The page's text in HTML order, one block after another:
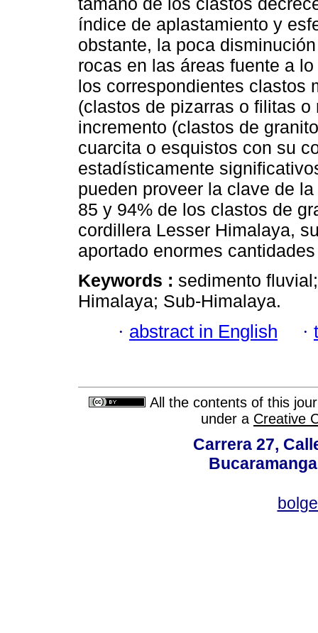
índice de aplastamiento y
obstante, la poca
rocas en las áreas fuente a
los correspondientes clastos
(clastos de pizarras o filitas
incremento (clastos de
cuarcita o esquistos con su
estadísticamente
pueden proveer la clave de
85 y 94% de los clastos de
cordillera Lesser Himalaya,
aportado enormes
Keywords : sedimento
Himalaya; Sub-Himalaya.
· abstract in English ·
All the contents of this
under a Creative
Carrera 27,